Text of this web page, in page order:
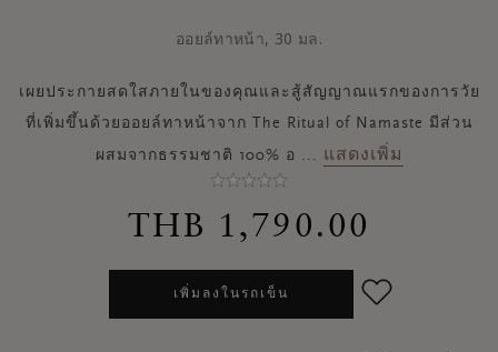
ออยล์ทาหน้า, 30 มล.
เผยประกายสดใสภายในของคุณและสู้สัญญาณแรกของการวัย
ที่เพิ่มขึ้นด้วยออยล์ทาหน้าจาก The Ritual of Namaste มีส่วน
ผสมจากธรรมชาติ 100% อ ... แสดงเพิ่ม
THB 1,790.00
เพิ่มลงในรถเข็น